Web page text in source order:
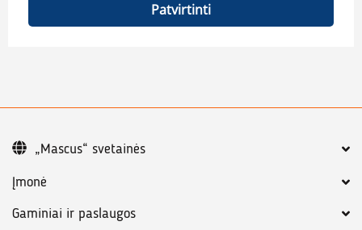
Patvirtinti
Įmonė
Gaminiai ir paslaugos
„Mascus“ svetainės